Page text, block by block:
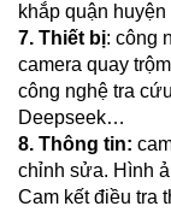
khắp quận
7. Thiết bị: công
camera quay
công nghệ tra
Deepseek…
8. Thông tin:
chỉnh sửa. Hình
Cam kết điều tra